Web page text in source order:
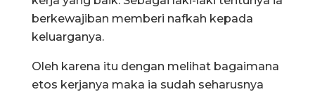
berkewajiban memberi nafkah kepada
keluarganya.
Oleh karena itu dengan melihat bagaimana
etos kerjanya maka ia sudah seharusnya